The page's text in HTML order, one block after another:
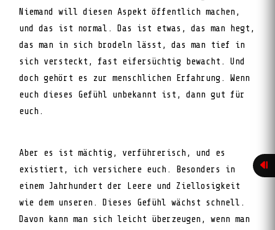
Niemand will diesen Aspekt öffentlich machen,
und das ist normal. Das ist etwas, das man hegt,
das man in sich brodeln lässt, das man tief in
sich versteckt, fast eifersüchtig bewacht. Und
doch gehört es zur menschlichen Erfahrung. Wenn
euch dieses Gefühl unbekannt ist, dann gut für
euch.
Aber es ist mächtig, verführerisch, und es
existiert, ich versichere euch. Besonders in
einem Jahrhundert der Leere und Ziellosigkeit
wie dem unseren. Dieses Gefühl wächst schnell.
Davon kann man sich leicht überzeugen, wenn man